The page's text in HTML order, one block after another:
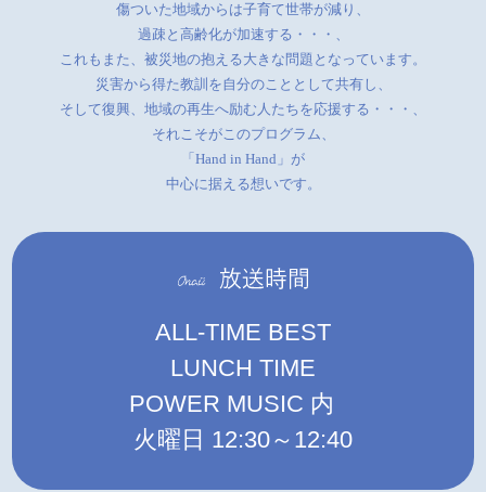
傷ついた地域からは子育て世帯が減り、
過疎と高齢化が加速する・・・、
これもまた、被災地の抱える大きな問題となっています。
災害から得た教訓を自分のこととして共有し、
そして復興、地域の再生へ励む人たちを応援する・・・、
それこそがこのプログラム、
「Hand in Hand」が
中心に据える想いです。
ALL-TIME BEST
LUNCH TIME
POWER MUSIC 内
火曜日 12:30～12:40